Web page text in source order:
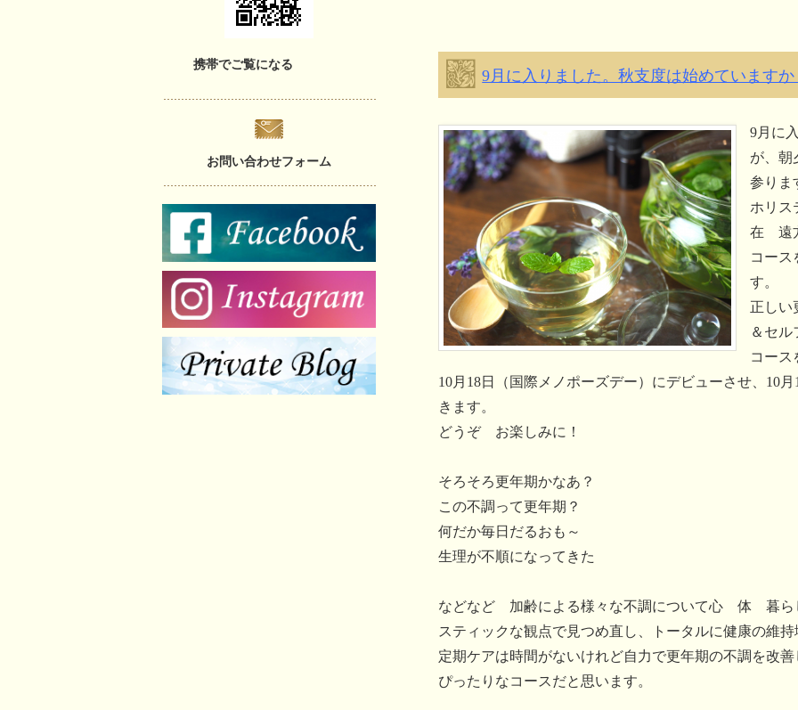
9月に入りました。秋支度は始めていますか
9月に
が、朝
参りま
ホリ
在 遠
コース
す。
正しい
＆セ
コース
10月18日（国際メノポーズデー）にデビューさせ、10
きます。
どうぞ お楽しみに！
そろそろ更年期かなあ？
この不調って更年期？
何だか毎日だるおも～
生理が不順になってきた
などなど 加齢による様々な不調について心 体 暮
スティックな観点で見つめ直し、トータルに健康の維
定期ケアは時間がないけれど自力で更年期の不調を改
ぴったりなコースだと思います。
携帯でご覧になる
お問い合わせフォーム